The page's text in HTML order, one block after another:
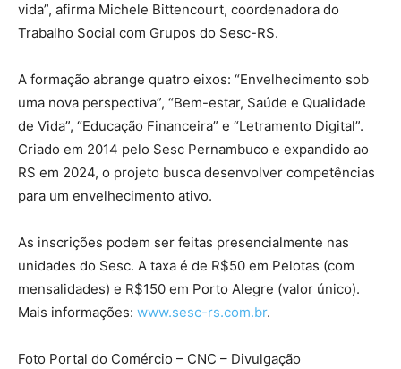
vida”, afirma Michele Bittencourt, coordenadora do
Trabalho Social com Grupos do Sesc-RS.
A formação abrange quatro eixos: “Envelhecimento sob
uma nova perspectiva”, “Bem-estar, Saúde e Qualidade
de Vida”, “Educação Financeira” e “Letramento Digital”.
Criado em 2014 pelo Sesc Pernambuco e expandido ao
RS em 2024, o projeto busca desenvolver competências
para um envelhecimento ativo.
As inscrições podem ser feitas presencialmente nas
unidades do Sesc. A taxa é de R$50 em Pelotas (com
mensalidades) e R$150 em Porto Alegre (valor único).
Mais informações: www.sesc-rs.com.br.
Foto Portal do Comércio – CNC – Divulgação